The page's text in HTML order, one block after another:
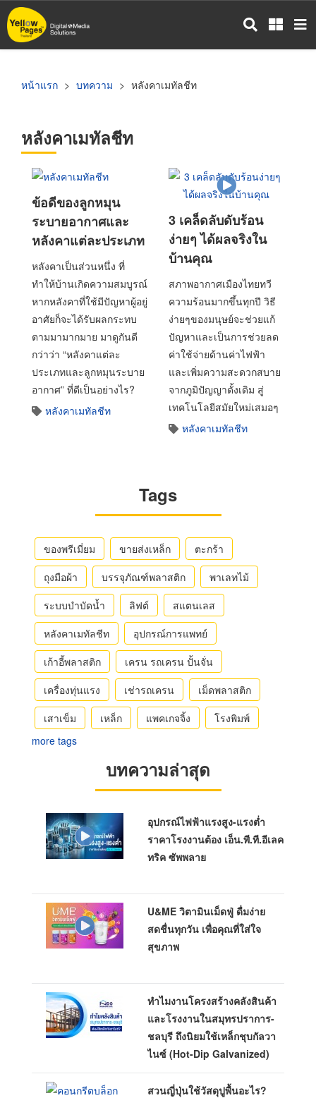
ข้าม
ไป
หน้าแรก บทความ หลังคาเมทัลชีท
หลังคาเมทัลชีท
ข้อดีของลูกหมุน
ระบายอากาศและ
หลังคาแต่ละประเภท
หลังคาเป็นส่วนหนึ่ง ที่
ทำให้บ้านเกิดความสมบูรณ์
หากหลังคาที่ใช้มีปัญหาผู้อยู่
อาศัยก็จะได้รับผลกระทบ
ตามมามากมาย มาดูกันดี
กว่าว่า “หลังคาแต่ละ
ประเภทและลูกหมุนระบาย
อากาศ” ที่ดีเป็นอย่างไร?
หลังคาเมทัลชีท
3 เคล็ดลับดับร้อน
ง่ายๆ ได้ผลจริงใน
บ้านคุณ
สภาพอากาศเมืองไทยทวี
ความร้อนมากขึ้นทุกปี วิธี
ง่ายๆของมนุษย์จะช่วยแก้
ปัญหาและเป็นการช่วยลด
ค่าใช้จ่ายด้านค่าไฟฟ้า
และเพิ่มความสะดวกสบาย
จากภูมิปัญญาดั้งเดิม สู่
เทคโนโลยีสมัยใหม่เสมอๆ
หลังคาเมทัลชีท
Tags
ของพรีเมี่ยม ขายส่งเหล็ก
ตะกร้า
ถุงมือผ้า
บรรจุภัณฑ์พลาสติก
พาเลทไม้
ระบบบำบัดน้ำ
ลิฟต์
สแตนเลส
หลังคาเมทัลชีท
อุปกรณ์การแพทย์
เก้าอี้พลาสติก
เครน รถเครน ปั้นจั่น
เครื่องทุ่นแรง
เช่ารถเครน
เม็ดพลาสติก
เสาเข็ม
เหล็ก แพคเกจจิ้ง
โรงพิมพ์
more tags
บทความล่าสุด
อุปกรณ์ไฟฟ้าแรงสูง-แรงต่ำ
ราคาโรงงานต้อง เอ็น.พี.ที.อีเลค
ทริค ซัพพลาย
U&ME วิตามินเม็ดฟู่ ดื่มง่าย
สดชื่นทุกวัน เพื่อคุณที่ใส่ใจ
สุขภาพ
ทำไมงานโครงสร้างคลังสินค้า
และโรงงานในสมุทรปราการ-
ชลบุรี ถึงนิยมใช้เหล็กชุบกัลวา
ไนซ์ (Hot-Dip Galvanized)
สวนญี่ปุ่นใช้วัสดุปูพื้นอะไร?